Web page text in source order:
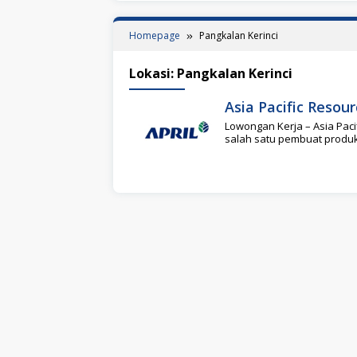
Homepage Pangkalan Kerinci
Lokasi: Pangkalan Kerinci
Asia Pacific
Lowongan Kerja – Asia
salah satu pembuat